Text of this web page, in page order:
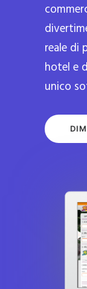
reale di
hotel e
unico